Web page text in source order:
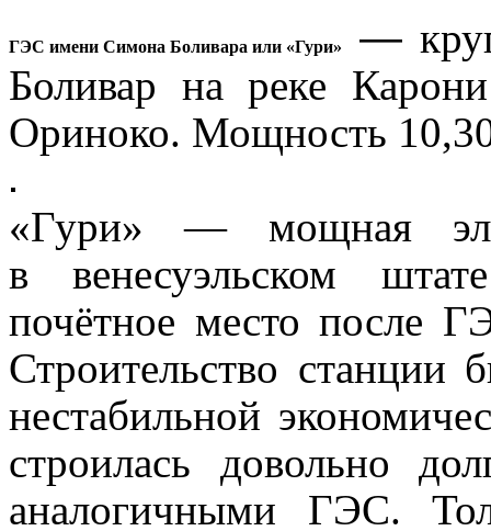
ГЭС имени Симона Боливара или «Гури» —
Боливар на реке
Ориноко. Мощность
«Гури» — мощная
в венесуэльском
почётное место после
Строительство станции
нестабильной
строилась довольно
аналогичными ГЭС.